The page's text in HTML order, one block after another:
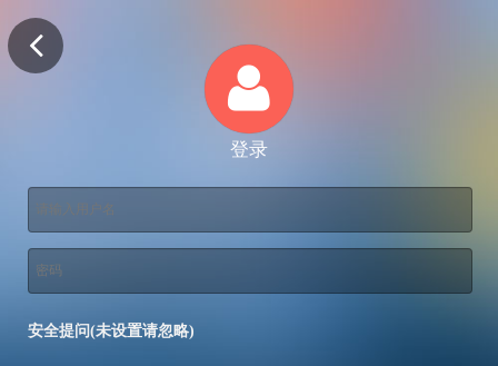
登录
安全提问(未设置请忽略)